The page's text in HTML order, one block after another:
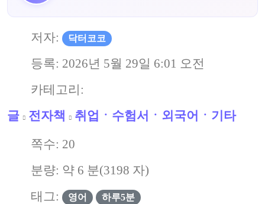
저자: 닥터코코
등록: 2026년 5월 29일 6:01 오전
카테고리:
글
전자책 취업ㆍ수험서ㆍ외국어ㆍ기타
쪽수: 20
분량: 약 6 분(3198 자)
태그:
영어 하루5분